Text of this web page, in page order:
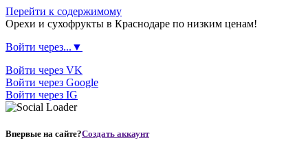
Перейти к содержимому
Орехи и сухофрукты в Краснодаре по низким ценам!
Войти через...▼
Войти через VK
Войти через Google
Войти через IG
Впервые на сайте?Создать аккаунт